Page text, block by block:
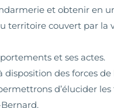
et obtenir en
territoire couvert par la
et ses actes.
des forces de
d’élucider les